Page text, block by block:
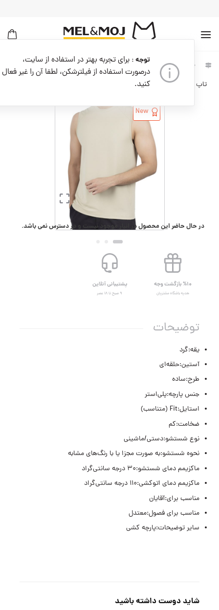
توجه : برای تجربه بهتر در استفاده از سایت،
درصورت استفاده از فیلترشکن، لطفا آن را غیر فعال
کنید.
بروید
خانه مردانه لباس
مردانه
تاپ و تیشرت ورزشی
مردانه
تاپ ورزشی مردانه کدM08900-702
New
در حال حاضر این محصول در انبار موجود نیست و در دسترس نمی باشد.
%۱۰ بازگشت وجه
هدیه باشگاه مشتریان
پشتیبانی آنلاین
۹ صبح تا ۱۸ عصر
توضیحات
یقه:گرد
آستین:حلقه‌ای
طرح:ساده
جنس پارچه:پلی‌استر
استایل:Fit (متناسب)
ضخامت:کم
نوع شستشو:دستی/ماشینی
نحوه شستشو:به صورت مجزا یا با رنگ‌های مشابه
ماکزیمم دمای شستشو:۳۰ درجه سانتی‌گراد
ماکزیمم دمای اتوکشی:۱۱۰ درجه سانتی‌گراد
مناسب برای:آقایان
مناسب برای فصول:معتدل
سایر توضیحات:پارچه کشی
شاید دوست داشته باشید